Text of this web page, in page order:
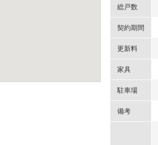
総戸数
契約期間
更新料
家具
駐車場
備考